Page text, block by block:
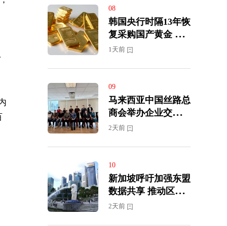
08
韩国央行时隔13年恢
复采购国产黄金 优
化外汇储备结构
1天前
09
马来西亚中国丝路总
商会举办企业交流会
推动马中经贸合作深
2天前
10
新加坡呼吁加强东盟
数据共享 推动区域
数字经济发展
2天前